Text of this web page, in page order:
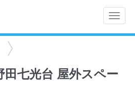
Toggle
七光台 屋外スペー